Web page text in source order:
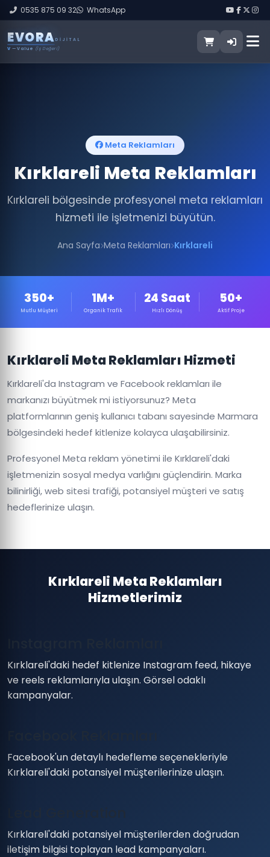
0535 875 09 32 WhatsApp
EVORA DIJITAL
V — Value (İş Değeri)
Meta Reklamları
Kırklareli Meta Reklamları
Kırklareli bölgesinde profesyonel meta reklamları
hizmeti ile işletmenizi büyütün.
Ana Sayfa Meta Reklamları Kırklareli
350+
Mutlu Müşteri
1M+
Organik Trafik
24 Saat
Hızlı Dönüş
50+
Aktif Proje
Kırklareli Meta Reklamları Hizmeti
Kırklareli'da Instagram ve Facebook reklamları ile
markanızı büyütmek mi istiyorsunuz? Meta
platformlarının geniş kullanıcı tabanı sayesinde Marmara
bölgesindeki hedef kitlenize kolayca ulaşabilirsiniz.
Profesyonel Meta reklam yönetimi ile Kırklareli'daki
işletmenizin sosyal medya varlığını güçlendirin. Marka
bilinirliği, web sitesi trafiği, potansiyel müşteri ve satış
hedeflerinize ulaşın.
Kırklareli Meta Reklamları
Hizmetlerimiz
Kırklareli'daki hedef kitlenize Instagram feed, hikaye
ve reels reklamlarıyla ulaşın. Görsel odaklı
kampanyalar.
Facebook'un detaylı hedefleme seçenekleriyle
Kırklareli'daki potansiyel müşterilerinize ulaşın.
Kırklareli'daki potansiyel müşterilerden doğrudan
iletişim bilgisi toplayan lead kampanyaları.